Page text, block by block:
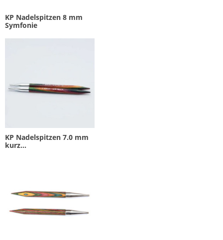
KP Nadelspitzen 8 mm
Symfonie
KP Nadelspitzen 7.0 mm
kurz...